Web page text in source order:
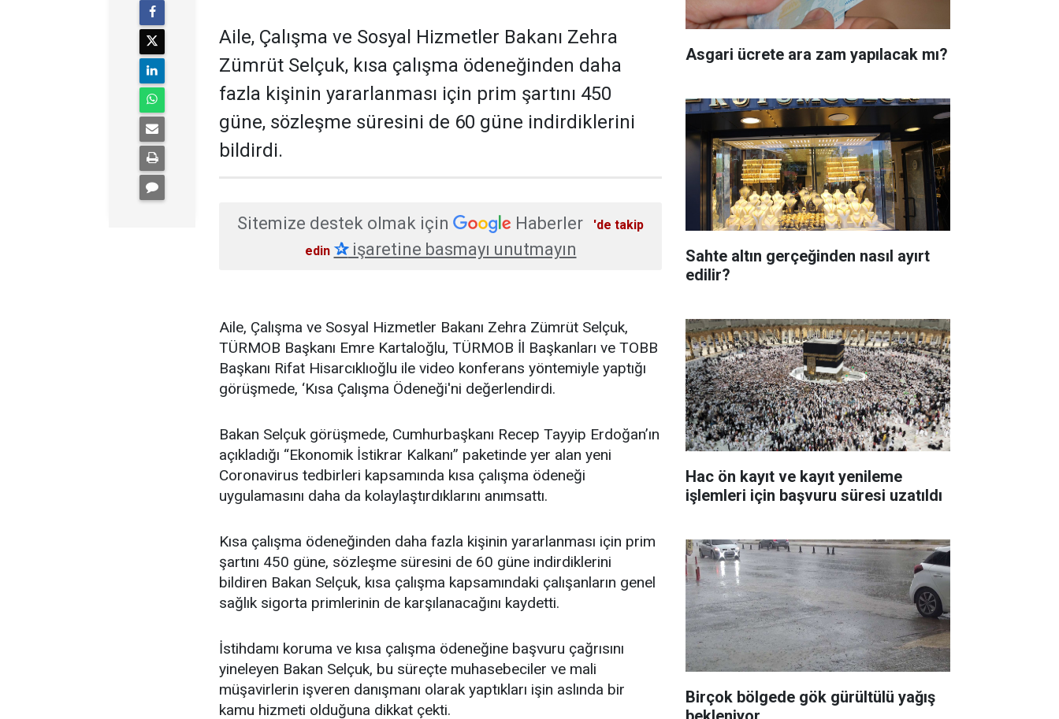
Aile, Çalışma ve Sosyal Hizmetler Bakanı Zehra
Zümrüt Selçuk, kısa çalışma ödeneğinden daha
fazla kişinin yararlanması için prim şartını 450
güne, sözleşme süresini de 60 güne indirdiklerini
bildirdi.
Sitemize destek olmak için Haberler
'de takip
edin ✰işaretine basmayı unutmayın
Aile, Çalışma ve Sosyal Hizmetler Bakanı Zehra Zümrüt Selçuk,
TÜRMOB Başkanı Emre Kartaloğlu, TÜRMOB İl Başkanları ve TOBB
Başkanı Rifat Hisarcıklıoğlu ile video konferans yöntemiyle yaptığı
görüşmede, ‘Kısa Çalışma Ödeneği'ni değerlendirdi.
Bakan Selçuk görüşmede, Cumhurbaşkanı Recep Tayyip Erdoğan’ın
açıkladığı “Ekonomik İstikrar Kalkanı” paketinde yer alan yeni
Coronavirus tedbirleri kapsamında kısa çalışma ödeneği
uygulamasını daha da kolaylaştırdıklarını anımsattı.
Kısa çalışma ödeneğinden daha fazla kişinin yararlanması için prim
şartını 450 güne, sözleşme süresini de 60 güne indirdiklerini
bildiren Bakan Selçuk, kısa çalışma kapsamındaki çalışanların genel
sağlık sigorta primlerinin de karşılanacağını kaydetti.
İstihdamı koruma ve kısa çalışma ödeneğine başvuru çağrısını
yineleyen Bakan Selçuk, bu süreçte muhasebeciler ve mali
müşavirlerin işveren danışmanı olarak yaptıkları işin aslında bir
kamu hizmeti olduğuna dikkat çekti.
Asgari ücrete ara zam yapılacak mı?
Sahte altın gerçeğinden nasıl ayırt
edilir?
Hac ön kayıt ve kayıt yenileme
işlemleri için başvuru süresi uzatıldı
Birçok bölgede gök gürültülü yağış